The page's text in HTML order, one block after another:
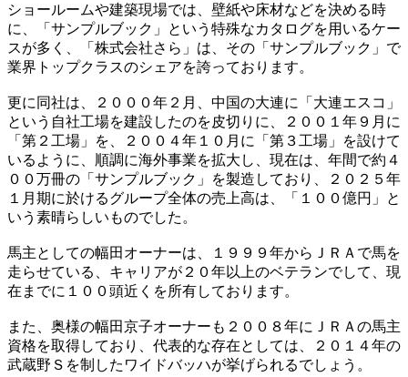
ショールームや建築現場では、壁紙や床材などを決める時
に、「サンプルブック」という特殊なカタログを用いるケー
スが多く、「株式会社さら」は、その「サンプルブック」で
業界トップクラスのシェアを誇っております。
更に同社は、２０００年２月、中国の大連に「大連エスコ」
という自社工場を建設したのを皮切りに、２００１年９月に
「第２工場」を、２００４年１０月に「第３工場」を設けて
いるように、順調に海外事業を拡大し、現在は、年間で約４
００万冊の「サンプルブック」を製造しており、２０２５年
１月期に於けるグループ全体の売上高は、「１００億円」と
いう素晴らしいものでした。
馬主としての幅田オーナーは、１９９９年からＪＲＡで馬を
走らせている、キャリアが２０年以上のベテランでして、現
在までに１００頭近くを所有しております。
また、奥様の幅田京子オーナーも２００８年にＪＲＡの馬主
資格を取得しており、代表的な存在としては、２０１４年の
武蔵野Ｓを制したワイドバッハが挙げられるでしょう。